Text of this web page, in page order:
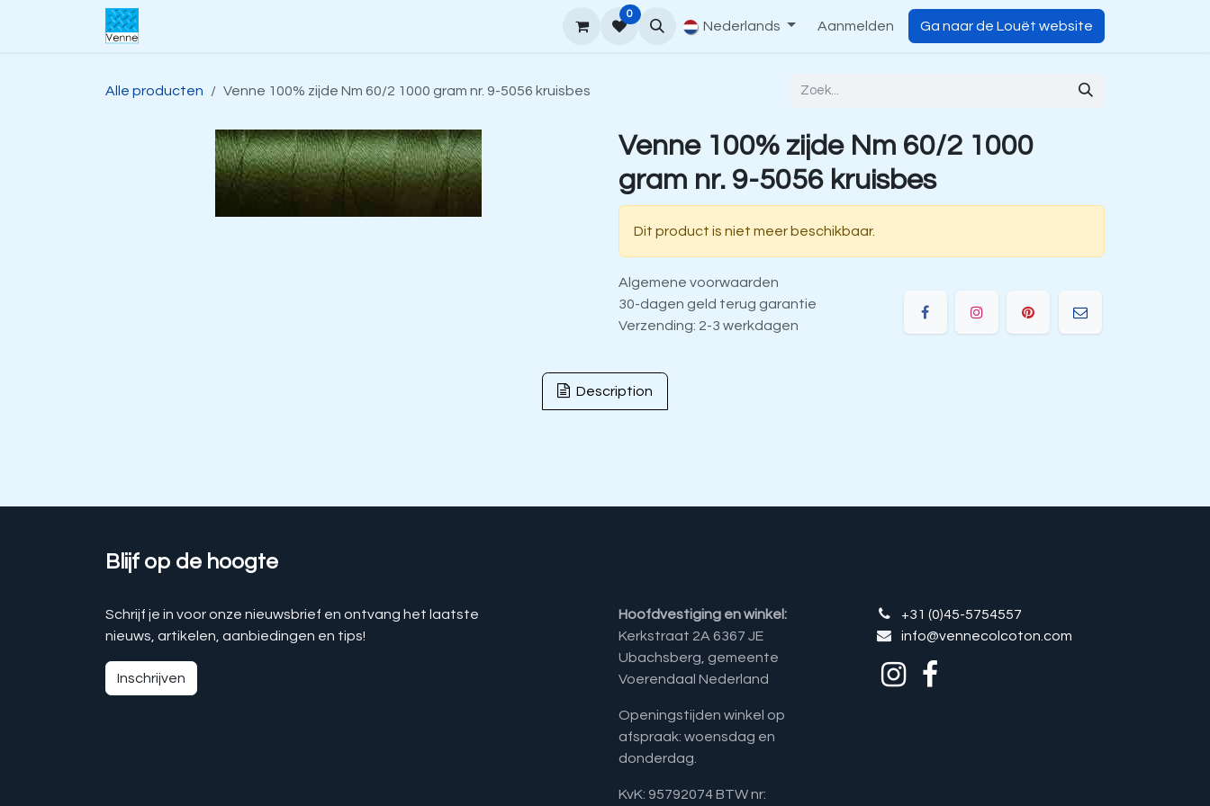
Overslaan naar inhoud
Hoe te bestellen Contact
0
Nederlands Aanmelden Ga naar de Louët website
Alle producten Venne 100% zijde Nm 60/2 1000 gram nr. 9-5056 kruisbes
Venne 100% zijde Nm 60/2 1000
gram nr. 9-5056 kruisbes
Dit product is niet meer beschikbaar.
Algemene voorwaarden
30-dagen geld terug garantie
Verzending: 2-3 werkdagen
Description
Blijf op de hoogte
Schrijf je in voor onze nieuwsbrief en ontvang het laatste
nieuws, artikelen, aanbiedingen en tips!
Inschrijven
Hoofdvestiging en winkel:
Kerkstraat 2A 6367 JE
Ubachsberg, gemeente
Voerendaal Nederland
Openingstijden winkel op
afspraak: woensdag en
donderdag.
KvK: 95792074 BTW nr:
+31 (0)45-5754557
info@vennecolcoton.com